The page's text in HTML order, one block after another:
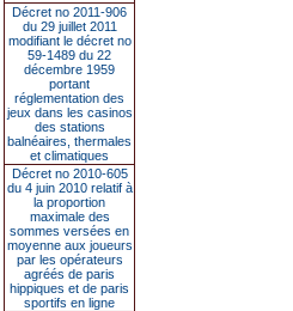
Décret no 2011-906
du 29 juillet 2011
modifiant le décret no
59-1489 du 22
décembre 1959
portant
réglementation des
jeux dans les casinos
des stations
balnéaires, thermales
et climatiques
Décret no 2010-605
du 4 juin 2010 relatif à
la proportion
maximale des
sommes versées en
moyenne aux joueurs
par les opérateurs
agréés de paris
hippiques et de paris
sportifs en ligne